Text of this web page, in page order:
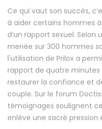
Ce qui vaut son succès,
à aider certains hommes
d’un rapport sexuel. Selon
menée sur 300 hommes
l'utilisation de Prilox a
rapport de quatre
restaurer la confiance et
couple. Sur le forum
témoignages soulignent
enlève une sacré